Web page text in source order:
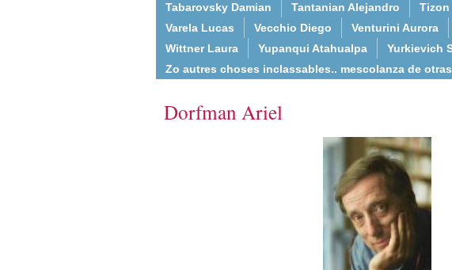
Tabarovsky Damian
Tantanian Alejandro Tizon
Varela Lucas
Vecchio Diego Venturini Aurora
Wittner Laura
Yupanqui Atahualpa Yurkievich
Zo autres choses inclassables.. mescolanza de
Dorfman Ariel